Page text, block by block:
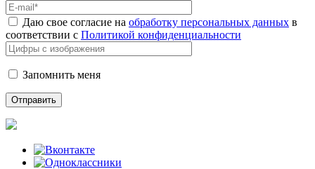
Даю свое согласие на обработку персональных данных в
соответствии с Политикой конфиденциальности
Запомнить меня